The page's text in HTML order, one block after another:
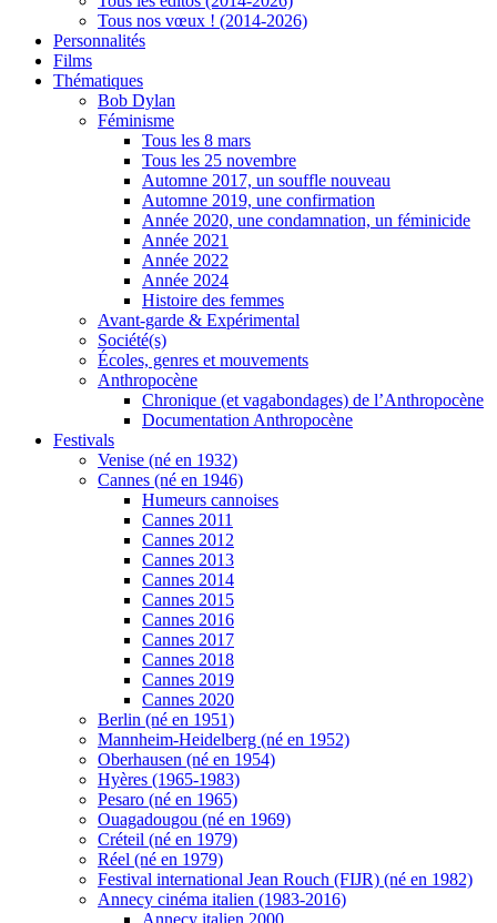
Tous nos vœux ! (2014-2026)
Personnalités
Films
Thématiques
Bob Dylan
Féminisme
Tous les 8 mars
Tous les 25 novembre
Automne 2017, un souffle nouveau
Automne 2019, une confirmation
Année 2020, une condamnation, un féminicide
Année 2021
Année 2022
Année 2024
Histoire des femmes
Avant-garde & Expérimental
Société(s)
Écoles, genres et mouvements
Anthropocène
Chronique (et vagabondages) de l’Anthropocène
Documentation Anthropocène
Festivals
Venise (né en 1932)
Cannes (né en 1946)
Humeurs cannoises
Cannes 2011
Cannes 2012
Cannes 2013
Cannes 2014
Cannes 2015
Cannes 2016
Cannes 2017
Cannes 2018
Cannes 2019
Cannes 2020
Berlin (né en 1951)
Mannheim-Heidelberg (né en 1952)
Oberhausen (né en 1954)
Hyères (1965-1983)
Pesaro (né en 1965)
Ouagadougou (né en 1969)
Créteil (né en 1979)
Réel (né en 1979)
Festival international Jean Rouch (FIJR) (né en 1982)
Annecy cinéma italien (1983-2016)
Annecy italien 2000